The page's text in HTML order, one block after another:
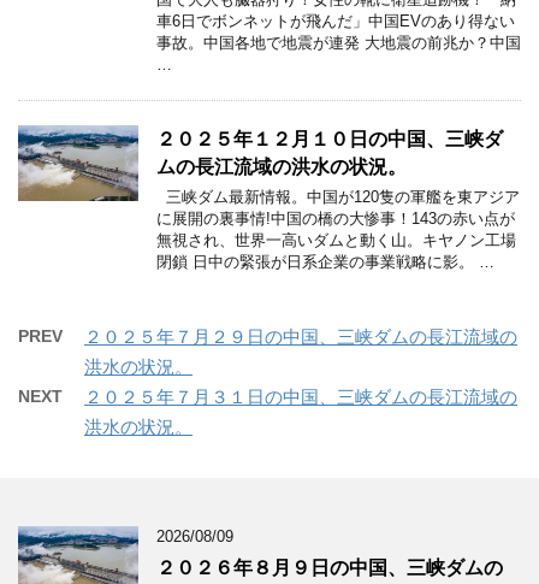
車6日でボンネットが飛んだ」中国EVのあり得ない
事故。中国各地で地震が連発 大地震の前兆か？中国
…
２０２５年１２月１０日の中国、三峡ダ
ムの長江流域の洪水の状況。
三峡ダム最新情報。中国が120隻の軍艦を東アジア
に展開の裏事情!中国の橋の大惨事！143の赤い点が
無視され、世界一高いダムと動く山。キヤノン工場
閉鎖 日中の緊張が日系企業の事業戦略に影。 …
PREV
２０２５年７月２９日の中国、三峡ダムの長江流域の
洪水の状況。
NEXT
２０２５年７月３１日の中国、三峡ダムの長江流域の
洪水の状況。
2026/08/09
２０２６年８月９日の中国、三峡ダムの